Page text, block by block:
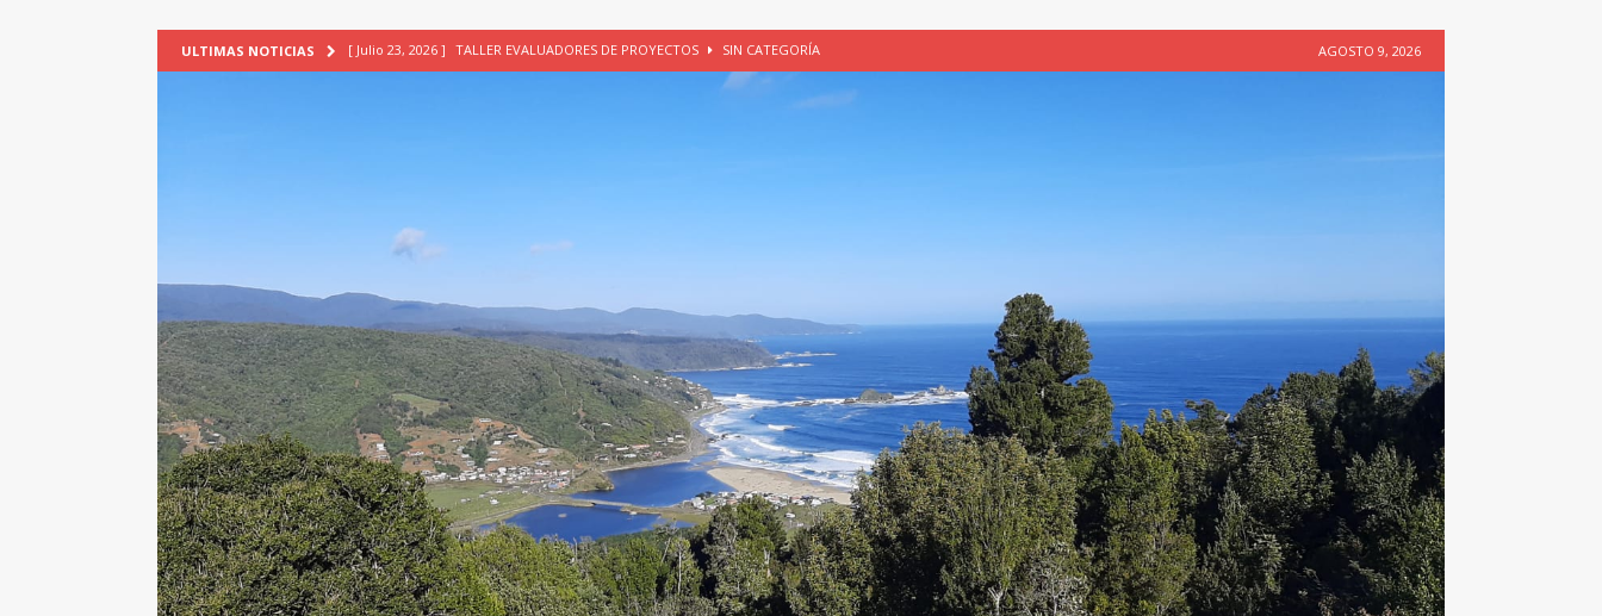
ULTIMAS NOTICIAS [ Julio 23, 2026 ] TALLER EVALUADORES DE PROYECTOS SIN CATEGORÍA
[ Agosto 7, 2026 ]
AGOSTO 9, 2026